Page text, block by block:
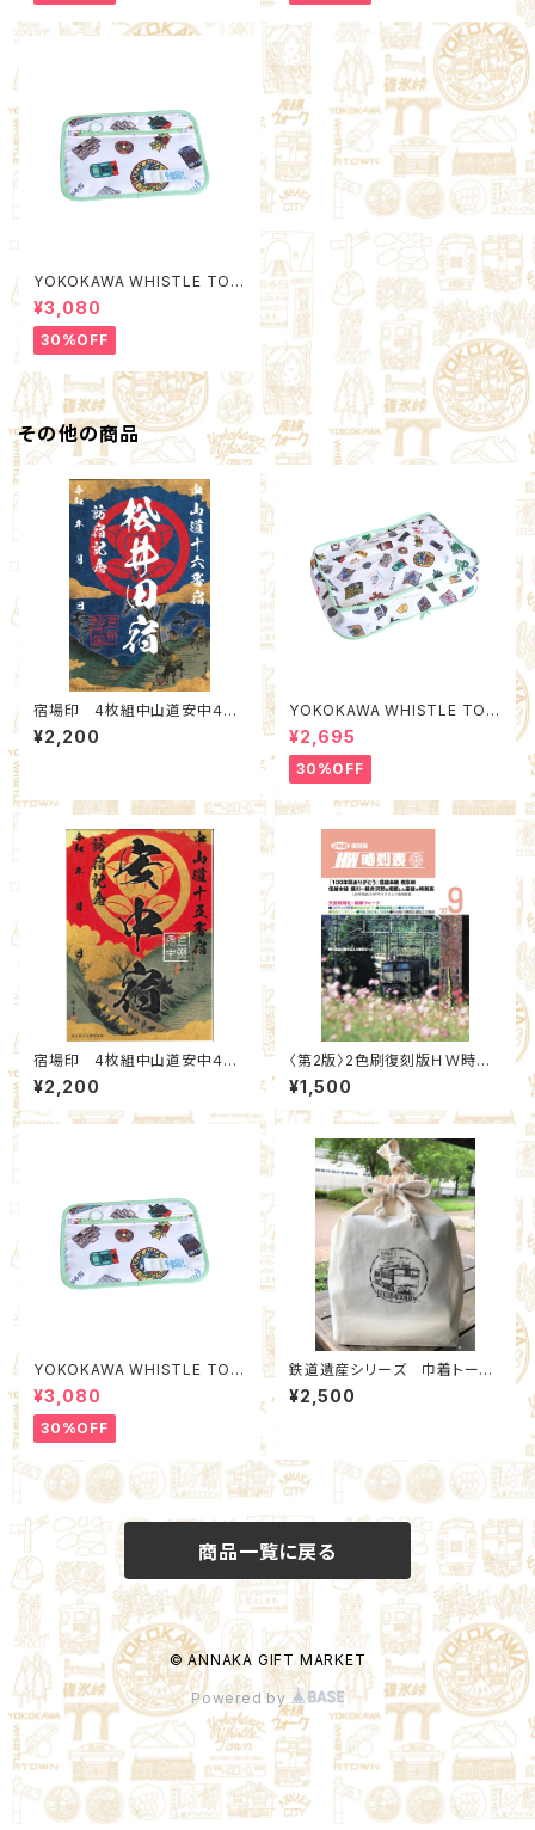
YOKOKAWA WHISTLE TOW
N Poach M (Quality Control
by EACHTIME. )
¥3,080
30%OFF
その他の商品
宿場印 4枚組中山道安中４宿
場 Bセット：北群馬甲冑工房×
安中市観光機構
¥2,200
YOKOKAWA WHISTLE TOW
N Packing Organizer S (Qu
ality Control by EACHTIME.
)
¥2,695
30%OFF
宿場印 4枚組中山道安中４宿
場 Cセット：北群馬甲冑工房×
安中市観光機構
¥2,200
〈第2版〉2色刷復刻版ＨＷ時刻
表
¥1,500
YOKOKAWA WHISTLE TOW
N Poach M (Quality Control
by EACHTIME. )
¥3,080
30%OFF
鉄道遺産シリーズ 巾着トート
バック
¥2,500
商品一覧に戻る
© ANNAKA GIFT MARKET
Powered by